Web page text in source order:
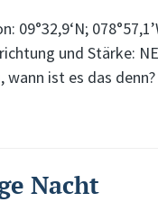
09°32,9‘N;
und Stärke:
wann ist es das
Nacht